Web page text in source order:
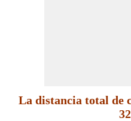
La distancia total de